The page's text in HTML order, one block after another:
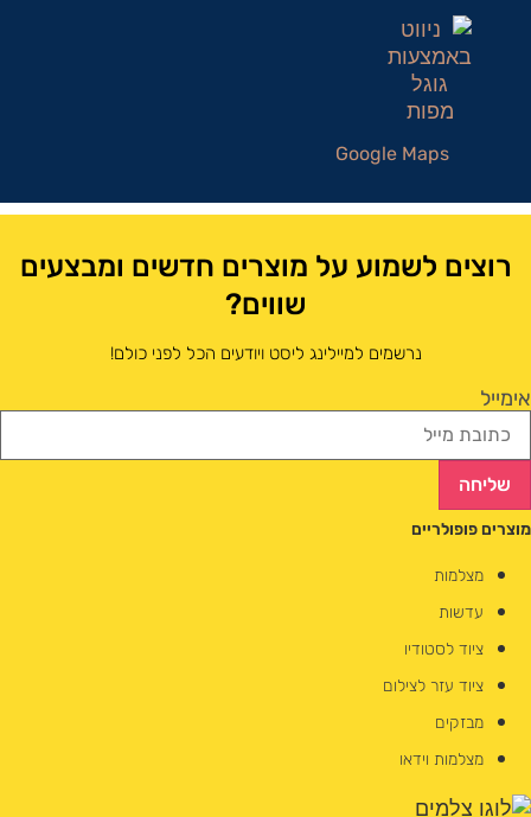
Google Maps
רוצים לשמוע על מוצרים חדשים ומבצעים
שווים?
נרשמים למיילינג ליסט ויודעים הכל לפני כולם!
אימייל
שליחה
מוצרים פופולריים
מצלמות
עדשות
ציוד לסטודיו
ציוד עזר לצילום
מבזקים
מצלמות וידאו